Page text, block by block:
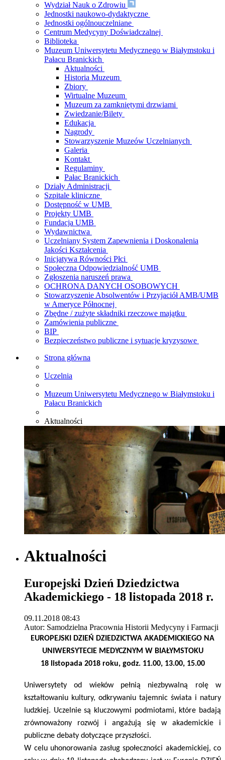
Wydział Nauk o Zdrowiu
Jednostki naukowo-dydaktyczne
Jednostki ogólnouczelniane
Centrum Medycyny Doświadczalnej
Biblioteka
Muzeum Uniwersytetu Medycznego w Białymstoku i
Pałacu Branickich
Aktualności
Historia Muzeum
Zbiory
Wirtualne Muzeum
Muzeum za zamkniętymi drzwiami
Zwiedzanie/Bilety
Edukacja
Nagrody
Stowarzyszenie Muzeów Uczelnianych
Galeria
Kontakt
Regulaminy
Pałac Branickich
Działy Administracji
Szpitale kliniczne
Dostępność w UMB
Projekty UMB
Fundacja UMB
Wydawnictwa
Uczelniany System Zapewnienia i Doskonalenia
Jakości Kształcenia
Inicjatywa Równości Płci
Społeczna Odpowiedzialność UMB
Zgłoszenia naruszeń prawa
OCHRONA DANYCH OSOBOWYCH
Stowarzyszenie Absolwentów i Przyjaciół AMB/UMB
w Ameryce Północnej
Zbędne / zużyte składniki rzeczowe majątku
Zamówienia publiczne
BIP
Bezpieczeństwo publiczne i sytuacje kryzysowe
Strona główna
Uczelnia
Muzeum Uniwersytetu Medycznego w Białymstoku i
Pałacu Branickich
Aktualności
Aktualności
Europejski Dzień Dziedzictwa
Akademickiego - 18 listopada 2018 r.
09.11.2018 08:43
Autor: Samodzielna Pracownia Historii Medycyny i Farmacji
EUROPEJSKI DZIEŃ DZIEDZICTWA AKADEMICKIEGO NA
UNIWERSYTECIE MEDYCZNYM W BIAŁYMSTOKU
18 listopada 2018 roku, godz. 11.00, 13.00, 15.00
Uniwersytety od wieków pełnią niezbywalną rolę w
kształtowaniu kultury, odkrywaniu tajemnic świata i natury
ludzkiej. Uczelnie są kluczowymi podmiotami, które badają
zrównoważony rozwój i angażują się w akademickie i
publiczne debaty dotyczące przyszłości.
W celu uhonorowania zasług społeczności akademickiej, co